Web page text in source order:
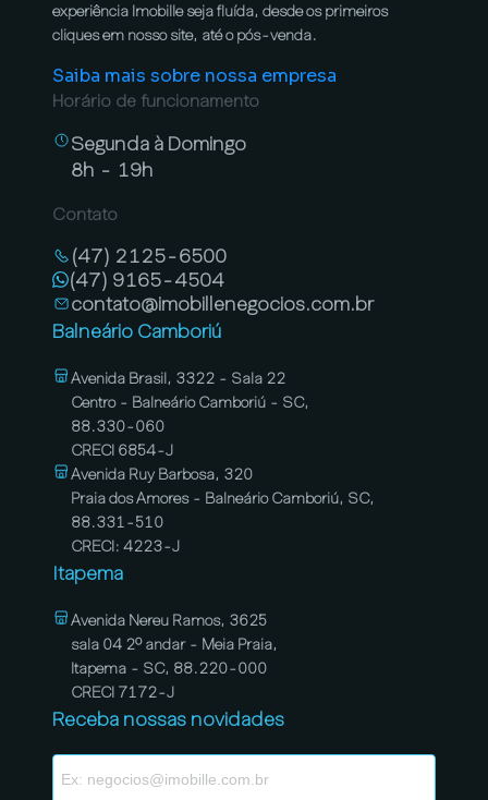
experiência Imobille seja fluída, desde os primeiros
cliques em nosso site, até o pós-venda.
Saiba mais sobre nossa empresa
Horário de funcionamento
Segunda à Domingo
8h - 19h
Contato
(47) 2125-6500
(47) 9165-4504
contato@imobillenegocios.com.br
Balneário Camboriú
Avenida Brasil, 3322 - Sala 22
Centro - Balneário Camboriú - SC,
88.330-060
CRECI 6854-J
Avenida Ruy Barbosa, 320
Praia dos Amores - Balneário Camboriú, SC,
88.331-510
CRECI: 4223-J
Itapema
Avenida Nereu Ramos, 3625
sala 04 2º andar - Meia Praia,
Itapema - SC, 88.220-000
CRECI 7172-J
Receba nossas novidades